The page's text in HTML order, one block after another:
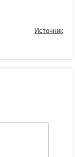
Источник